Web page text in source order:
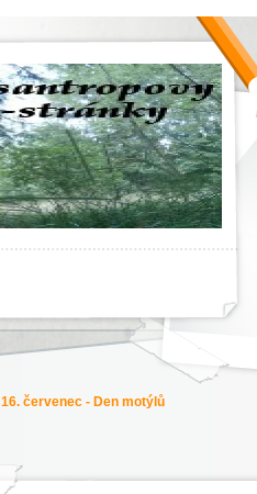
16. červenec - Den motýlů